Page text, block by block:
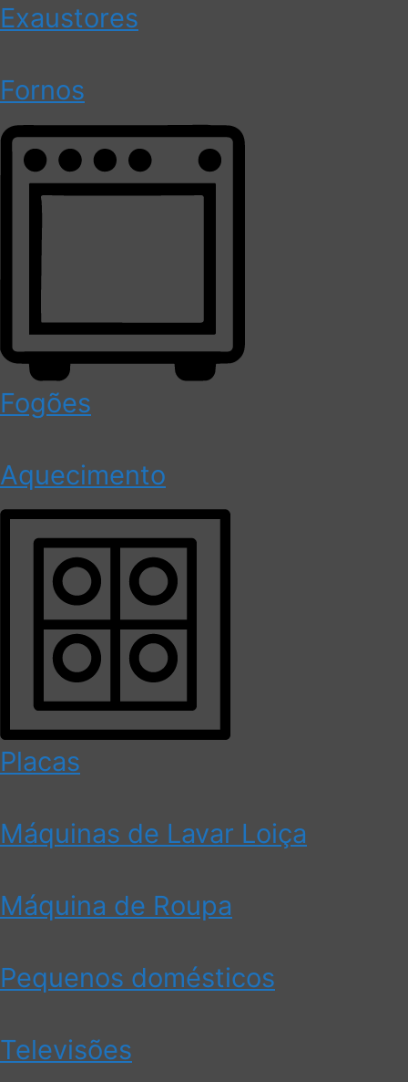
Exaustores
Fornos
Fogões
Aquecimento
Placas
Máquinas de Lavar Loiça
Máquina de Roupa
Pequenos domésticos
Televisões